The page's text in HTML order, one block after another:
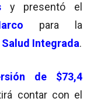
y presentó el
para la
Integrada.
de $73,4
contar con el